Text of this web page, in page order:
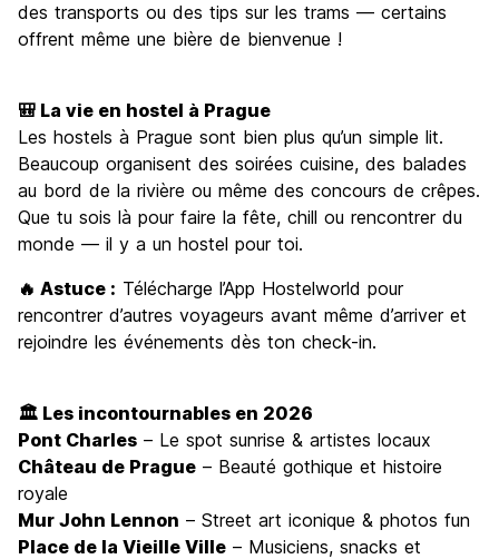
des transports ou des tips sur les trams — certains
offrent même une bière de bienvenue !
🎒 La vie en hostel à Prague
Les hostels à Prague sont bien plus qu’un simple lit.
Beaucoup organisent des soirées cuisine, des balades
au bord de la rivière ou même des concours de crêpes.
Que tu sois là pour faire la fête, chill ou rencontrer du
monde — il y a un hostel pour toi.
🔥 Astuce : Télécharge l’App Hostelworld pour
rencontrer d’autres voyageurs avant même d’arriver et
rejoindre les événements dès ton check-in.
🏛️ Les incontournables en 2026
Pont Charles – Le spot sunrise & artistes locaux
Château de Prague – Beauté gothique et histoire
royale
Mur John Lennon – Street art iconique & photos fun
Place de la Vieille Ville – Musiciens, snacks et